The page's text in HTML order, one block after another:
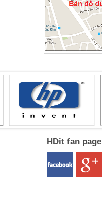
HDit fan page